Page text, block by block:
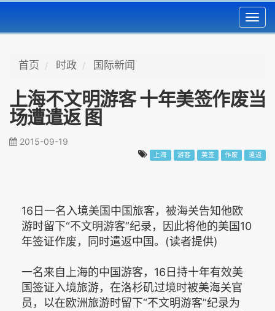
首页 时政 国际新闻
上海不文明游客 十年美签作废当
场遭遣返 图
2015-09-19
上海 游客 美签 作废 遣返
16日一名入境美国中国旅客，被海关告知他欧
游时留下“不文明游客”纪录，因此将他的美国10
年签证作废，同时遣返中国。(读者提供)
一名来自上海的中国游客，16日持十年有效美
国签证入境旅游，在洛杉矶过境时被美海关官
员，以在欧洲旅游时留下“不文明游客”纪录为